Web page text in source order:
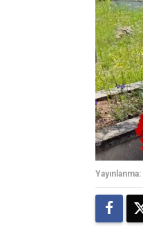
Yayınlanma: